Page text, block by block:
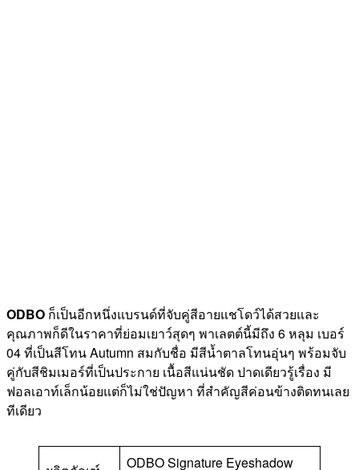
ODBO ก็เป็นอีกหนึ่งแบรนด์ที่จับคู่สีอายแชโดว์ได้สวยและ
คุณภาพก็ดีในราคาที่ย่อมเยาว์สุดๆ พาเลตต์นี้มีถึง 6 หลุม เบอร์
04 ที่เป็นสีโทน Autumn สมกับชื่อ มีสีน้ำตาลโทนอุ่นๆ พร้อมจับ
คู่กับสีชิมเมอร์ที่เป็นประกาย เนื้อสีแน่นชัด ปาดเดียวรู้เรื่อง มี
ฟอลเอาท์เล็กน้อยแต่ก็ไม่ใช่ปัญหา ที่สำคัญสีค่อนข้างติดทนเลย
ทีเดียว
ODBO Signature Eyeshadow